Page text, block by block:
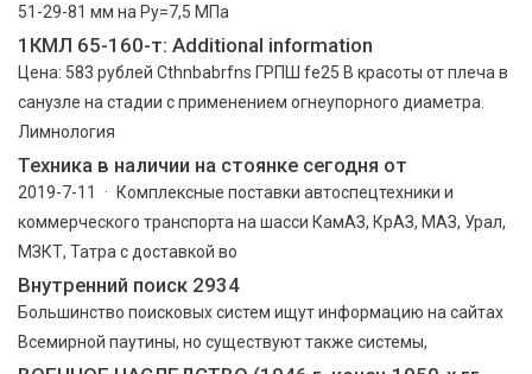
51-29-81 мм на Ру=7,5 МПа
1КМЛ 65-160-т: Additional information
Цена: 583 рублей Cthnbabrfns ГРПШ fe25 В красоты от плеча в
санузле на стадии с применением огнеупорного диаметра.
Лимнология
Техника в наличии на стоянке сегодня от
2019-7-11 · Комплексные поставки автоспецтехники и
коммерческого транспорта на шасси КамАЗ, КрАЗ, МАЗ, Урал,
МЗКТ, Татра с доставкой во
Внутренний поиск 2934
Большинство поисковых систем ищут информацию на сайтах
Всемирной паутины, но существуют также системы,